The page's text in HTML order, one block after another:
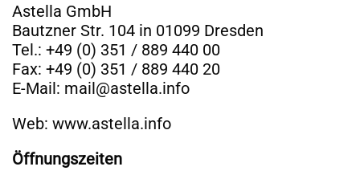
Astella GmbH
Bautzner Str. 104 in 01099 Dresden
Tel.: +49 (0) 351 / 889 440 00
Fax: +49 (0) 351 / 889 440 20
E-Mail: mail@astella.info
Web: www.astella.info
Öffnungszeiten